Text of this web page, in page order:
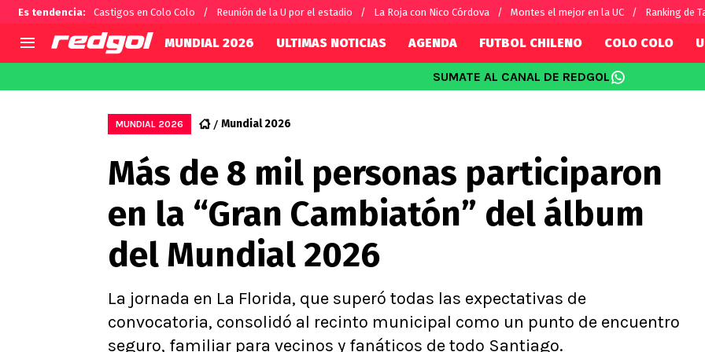
Es tendencia: Castigos en Colo Colo Reunión de la U por el estadio La Roja con Nico Córdova Montes el mejor en la UC Ranking de
Selección Chilena
U de Chile
U Católica
Campeonato Nacional
Primera B
Segunda División
Copa Chile
Supercopa Chile
Campeonato Femenino
Alexis Sánchez
Carlos Palacios
Chilenos por el mundo
Fútbol Argentino
Fútbol Brasileño
Conference
Ligue 1
Premier
Serie A
MUNDIAL 2026 ULTIMAS NOTICIAS AGENDA FUTBOL CHILENO COLO COLO
SUMATE AL CANAL DE REDGOL
MUNDIAL 2026 Mundial 2026
Más de 8 mil personas participaron
en la “Gran Cambiatón” del álbum
del Mundial 2026
La jornada en La Florida, que superó todas las expectativas de
convocatoria, consolidó al recinto municipal como un punto de encuentro
seguro, familiar para vecinos y fanáticos de todo Santiago.